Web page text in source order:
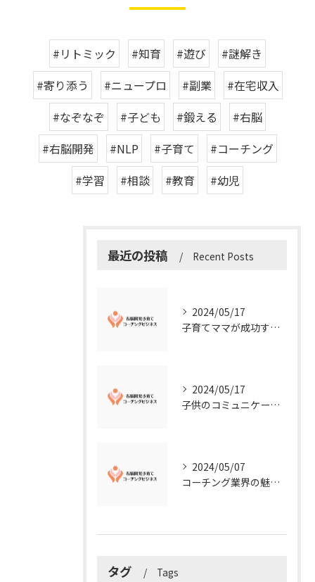
#リトミック #知育 #遊び
#謎解き
#寄り添う
#ニュープロ #副業
#在宅収入
#なぞなぞ
#子ども #鍛える
#右脳
#右脳開発
#NLP #子育て
#コーチング
#学習
#相談 #教育 #幼児
最近の投稿 Recent Posts
2024/05/17
子育てママが成功する右脳開発子育てコーチングビジネスの秘訣
2024/05/17
子供のコミュニケーション能力を向上させる方法：右脳開発子育てコーチングビジネス業界からのアドバイス
2024/05/07
コーチング業界の魅力に迫る！今知るべきこととは？
タグ Tags